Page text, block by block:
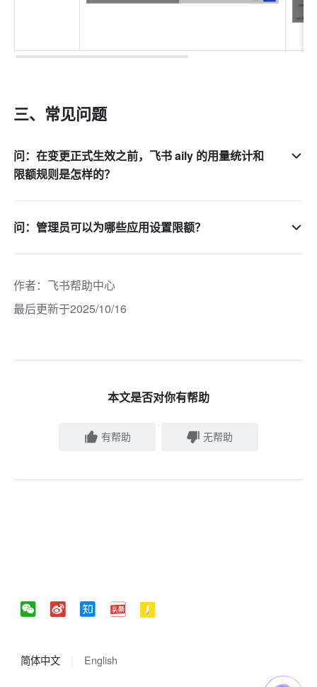
三、常见问题
问：在变更正式生效之前，飞书 aily 的用量统计和
限额规则是怎样的？
问：管理员可以为哪些应用设置限额？
作者： 飞书帮助中心
最后更新于2025/10/16
本文是否对你有帮助
有帮助 无帮助
简体中文 English